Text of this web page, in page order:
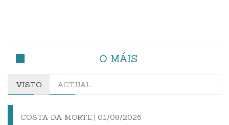
O MÁIS
VISTO ACTUAL
COSTA DA MORTE | 01/08/2026